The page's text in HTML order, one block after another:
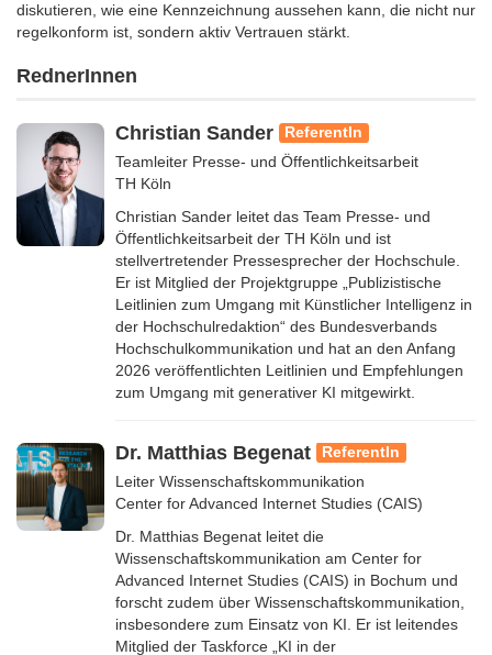
diskutieren, wie eine Kennzeichnung aussehen kann, die nicht nur
regelkonform ist, sondern aktiv Vertrauen stärkt.
RednerInnen
Christian Sander ReferentIn
Teamleiter Presse- und Öffentlichkeitsarbeit
TH Köln
Christian Sander leitet das Team Presse- und
Öffentlichkeitsarbeit der TH Köln und ist
stellvertretender Pressesprecher der Hochschule.
Er ist Mitglied der Projektgruppe „Publizistische
Leitlinien zum Umgang mit Künstlicher Intelligenz in
der Hochschulredaktion“ des Bundesverbands
Hochschulkommunikation und hat an den Anfang
2026 veröffentlichten Leitlinien und Empfehlungen
zum Umgang mit generativer KI mitgewirkt.
Dr. Matthias Begenat ReferentIn
Leiter Wissenschaftskommunikation
Center for Advanced Internet Studies (CAIS)
Dr. Matthias Begenat leitet die
Wissenschaftskommunikation am Center for
Advanced Internet Studies (CAIS) in Bochum und
forscht zudem über Wissenschaftskommunikation,
insbesondere zum Einsatz von KI. Er ist leitendes
Mitglied der Taskforce „KI in der